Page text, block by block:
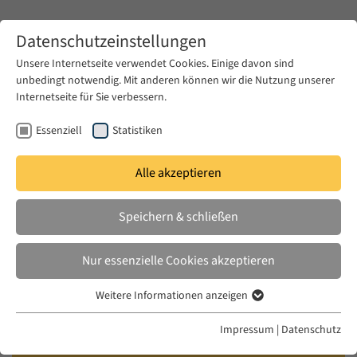
Zum Hauptinhalt springen
İLENGIZ, ÇIÇEK
The Aesthetics of Open-ended
Mourning: The Statue of a Holy-
madman in Dersim, Turkey
in: Journal of Material Culture 27:4, 2022
Datenschutzeinstellungen
Unsere Internetseite verwendet Cookies. Einige davon sind
unbedingt notwendig. Mit anderen können wir die Nutzung unserer
Internetseite für Sie verbessern.
Essenziell Statistiken
Alle akzeptieren
Speichern & schließen
Nur essenzielle Cookies akzeptieren
Essenzielle Cookies werden für grundlegende Funktionen der
Weitere Informationen anzeigen
Impressum | Datenschutz